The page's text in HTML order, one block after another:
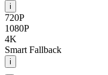
i
720P
1080P
4K
Smart Fallback
i